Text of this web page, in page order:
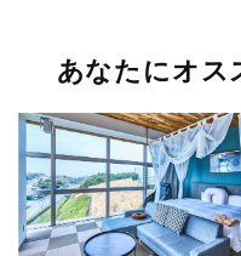
あなたにオス